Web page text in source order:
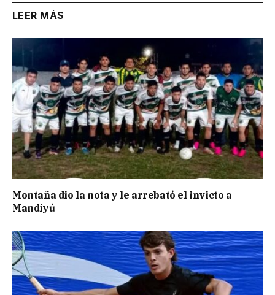
LEER MÁS
Montaña dio la nota y le arrebató el invicto a
Mandiyú